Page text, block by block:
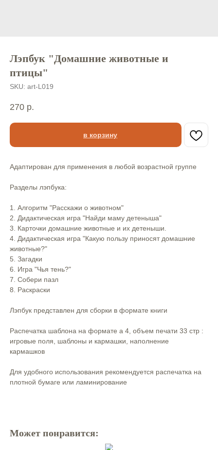
Лэпбук "Домашние животные и
птицы"
SKU: art-L019
270 р.
в корзину
Адаптирован для применения в любой возрастной группе⠀
Разделы лэпбука:⠀
1. Алгоритм "Расскажи о животном"⠀
2. Дидактическая игра "Найди маму детеныша"⠀
3. Карточки домашние животные и их детеныши.⠀
4. Дидактическая игра "Какую пользу приносят домашние
животные?"⠀
5. Загадки⠀
6. Игра "Чья тень?"⠀
7. Собери пазл⠀
8. Раскраски⠀
Лэпбук представлен для сборки в формате книги⠀
Распечатка шаблона на формате а 4, объем печати 33 стр :
игровые поля, шаблоны и кармашки, наполнение
кармашков⠀
Для удобного использования рекомендуется распечатка на
плотной бумаге или ламинирование⠀
Может понравится: